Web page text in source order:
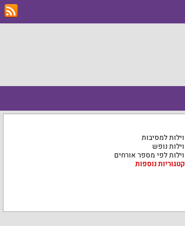
וילות למסיבות
וילות נופש
וילות לפי מספר אורחים
קטגוריות נוספות